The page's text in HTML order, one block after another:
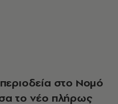
το νέο πλήρως